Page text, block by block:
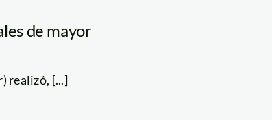
de mayor
realizó, [...]